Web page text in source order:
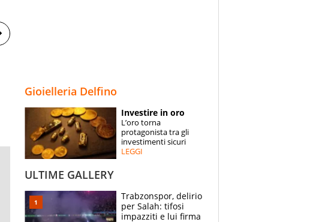
SPECIALI
ESPERTI
Gioielleria Delfino
Investire in oro
L’oro torna
protagonista tra gli
investimenti sicuri
LEGGI
ULTIME GALLERY
Trabzonspor, delirio
per Salah: tifosi
impazziti e lui firma